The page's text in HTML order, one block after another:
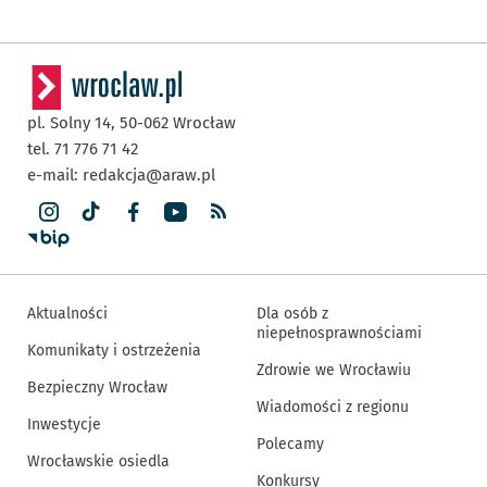
pl. Solny 14, 50-062 Wrocław
tel. 71 776 71 42
e-mail: redakcja@araw.pl
Aktualności
Komunikaty i ostrzeżenia
Bezpieczny Wrocław
Inwestycje
Wrocławskie osiedla
Dla osób z
niepełnosprawnościami
Zdrowie we Wrocławiu
Wiadomości z regionu
Polecamy
Konkursy